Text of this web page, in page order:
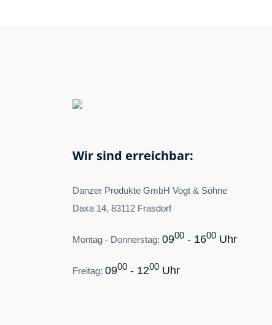
Wir sind erreichbar:
Danzer Produkte GmbH Vogt & Söhne
Daxa 14, 83112 Frasdorf
Montag - Donnerstag:0900 - 1600 Uhr
Freitag:0900 - 1200 Uhr